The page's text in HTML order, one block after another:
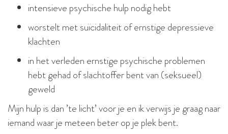
intensieve psychische hulp nodig hebt
worstelt met suïcidaliteit of ernstige depressieve
klachten
in het verleden ernstige psychische problemen
hebt gehad of slachtoffer bent van (seksueel)
geweld
Mijn hulp is dan ’te licht’ voor je en ik verwijs je graag naar
iemand waar je meteen beter op je plek bent.